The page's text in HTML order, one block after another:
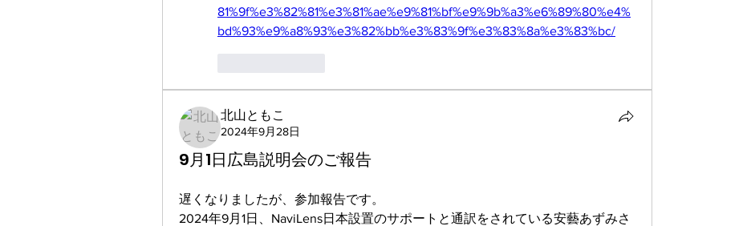
81%9f%e3%82%81%e3%81%ae%e9%81%bf%e9%9b%a3%e6%89%80%e4%
bd%93%e9%a8%93%e3%82%bb%e3%83%9f%e3%83%8a%e3%83%bc/
北山ともこ
2024年9月28日
9月1日広島説明会のご報告
遅くなりましたが、参加報告です。
2024年9月1日、NaviLens日本設置のサポートと通訳をされている安藝あずみさ